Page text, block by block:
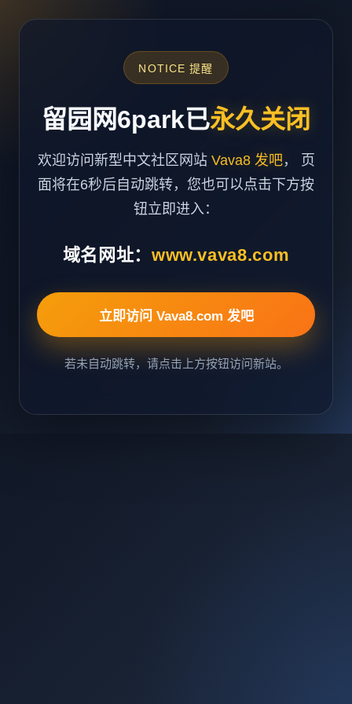
NOTICE 提醒
留园网6park已永久关闭
欢迎访问新型中文社区网站 Vava8 发吧， 页
面将在6秒后自动跳转，您也可以点击下方按
钮立即进入：
域名网址： www.vava8.com
立即访问 Vava8.com 发吧
若未自动跳转，请点击上方按钮访问新站。